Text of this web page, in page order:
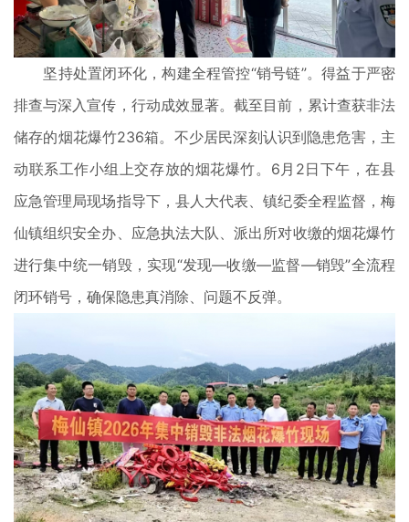
坚持处置闭环化，构建全程管控“销号链”。得益于严密
排查与深入宣传，行动成效显著。截至目前，累计查获非法
储存的烟花爆竹236箱。不少居民深刻认识到隐患危害，主
动联系工作小组上交存放的烟花爆竹。6月2日下午，在县
应急管理局现场指导下，县人大代表、镇纪委全程监督，梅
仙镇组织安全办、应急执法大队、派出所对收缴的烟花爆竹
进行集中统一销毁，实现“发现—收缴—监督—销毁”全流程
闭环销号，确保隐患真消除、问题不反弹。